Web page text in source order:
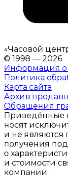
«Часовой
© 1998 — 2026
Информация
Политика
Карта сайта
Архив
Обращения
Приведённые
носят
и не являются
получения
о
и стоимости
компании.